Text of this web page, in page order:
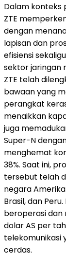
Dalam konteks
ZTE
dengan
lapisan dan
efisiensi
sektor jaringan
ZTE telah
bawaan yang
perangkat
menaikkan
juga
Super-N
menghemat
38%. Saat ini,
tersebut telah
negara Amerika
Brasil, dan
beroperasi dan
dolar AS per
telekomunikasi
cerdas.